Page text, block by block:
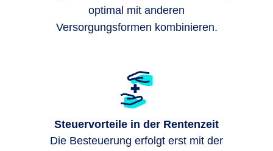
optimal mit anderen
Versorgungsformen kombinieren.
Steuervorteile in der Rentenzeit
Die Besteuerung erfolgt erst mit der